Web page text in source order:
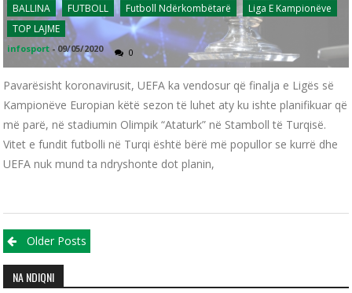
BALLINA FUTBOLL Futboll Ndërkombëtarë
Liga E Kampionëve
TOP LAJME
infosport -09/05/2020 0
Pavarësisht koronavirusit, UEFA ka vendosur që finalja e Ligës së
Kampionëve Europian këtë sezon të luhet aty ku ishte planifikuar që
më parë, në stadiumin Olimpik “Ataturk” në Stamboll të Turqisë.
Vitet e fundit futbolli në Turqi është bërë më popullor se kurrë dhe
UEFA nuk mund ta ndryshonte dot planin,
Posts navigation
Older Posts
NA NDIQNI